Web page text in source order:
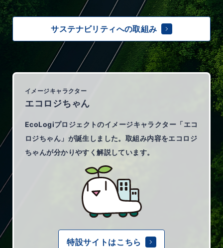
サステナビリティへの取組み
イメージキャラクター
エコロジちゃん
EcoLogiプロジェクトのイメージキャラクター「エコ
ロジちゃん」が誕生しました。取組み内容をエコロジ
ちゃんが分かりやすく解説しています。
特設サイトはこちら